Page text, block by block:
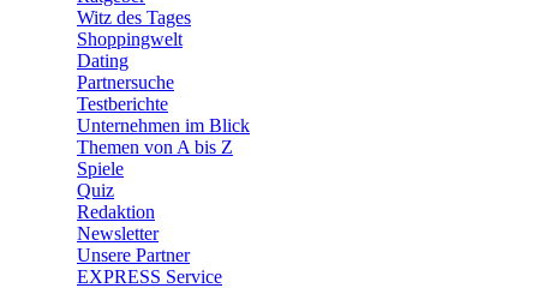
Witz des Tages
Shoppingwelt
Dating
Partnersuche
Testberichte
Unternehmen im Blick
Themen von A bis Z
Spiele
Quiz
Redaktion
Newsletter
Unsere Partner
EXPRESS Service